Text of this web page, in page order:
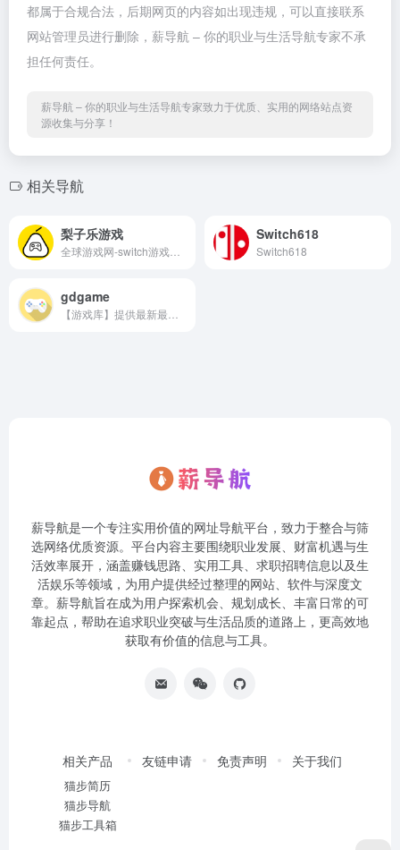
都属于合规合法，后期网页的内容如出现违规，可以直接联系
网站管理员进行删除，薪导航 – 你的职业与生活导航专家不承
担任何责任。
薪导航 – 你的职业与生活导航专家致力于优质、实用的网络站点资
源收集与分享！
相关导航
梨子乐游戏 Switch618
Switch618
gdgame
薪导航是一个专注实用价值的网址导航平台，致力于整合与筛
选网络优质资源。平台内容主要围绕职业发展、财富机遇与生
活效率展开，涵盖赚钱思路、实用工具、求职招聘信息以及生
活娱乐等领域，为用户提供经过整理的网站、软件与深度文
章。薪导航旨在成为用户探索机会、规划成长、丰富日常的可
靠起点，帮助在追求职业突破与生活品质的道路上，更高效地
获取有价值的信息与工具。
相关产品
猫步简历
猫步导航
猫步工具箱
友链申请 免责声明 关于我们